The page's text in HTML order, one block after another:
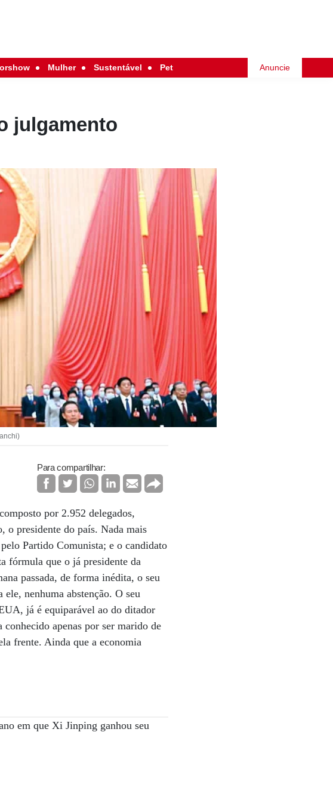
Mulher Sustentável Pet Anuncie
julgamento
Para compartilhar:
por 2.952 delegados,
o presidente do país. Nada mais
Partido Comunista; e o candidato
fórmula que o já presidente da
passada, de forma inédita, o seu
nenhuma abstenção. O seu
já é equiparável ao do ditador
apenas por ser marido de
frente. Ainda que a economia
em que Xi Jinping ganhou seu